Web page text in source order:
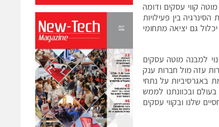
קווי עסקים ודומה
בין פעילויות
גם יציאה מתחומי
למבנה מוטה עסקים
עזה מול חברות ענק
באגרסיביות על נתחי
בעולם ובכוונתנו לממש
שלנו ובקווי עסקים